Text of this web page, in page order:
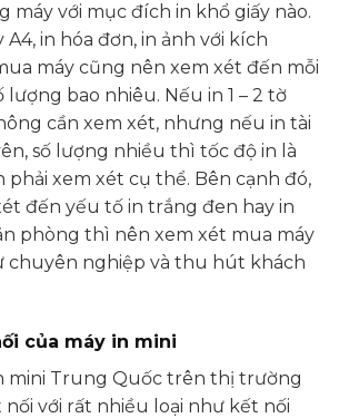
máy với mục đích in khổ giấy nào.
in hóa đơn, in ảnh với kích
máy cũng nên xem xét đến mỗi
lượng bao nhiêu. Nếu in 1 – 2 tờ
cần xem xét, nhưng nếu in tài
số lượng nhiều thì tốc độ in là
phải xem xét cụ thể. Bên cạnh đó,
đến yếu tố in trắng đen hay in
phòng thì nên xem xét mua máy
chuyên nghiệp và thu hút khách
của máy in mini
mini Trung Quốc trên thị trường
với rất nhiều loại như kết nối